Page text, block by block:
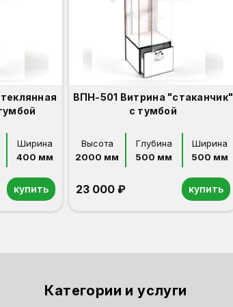
Ширина
400 мм
купить
ВПН-501 Витрина "стаканчик"
с тумбой
Высота
2000 мм
Глубина
500 мм
Ширина
500 мм
23 000 ₽ купить
Категории и услуги